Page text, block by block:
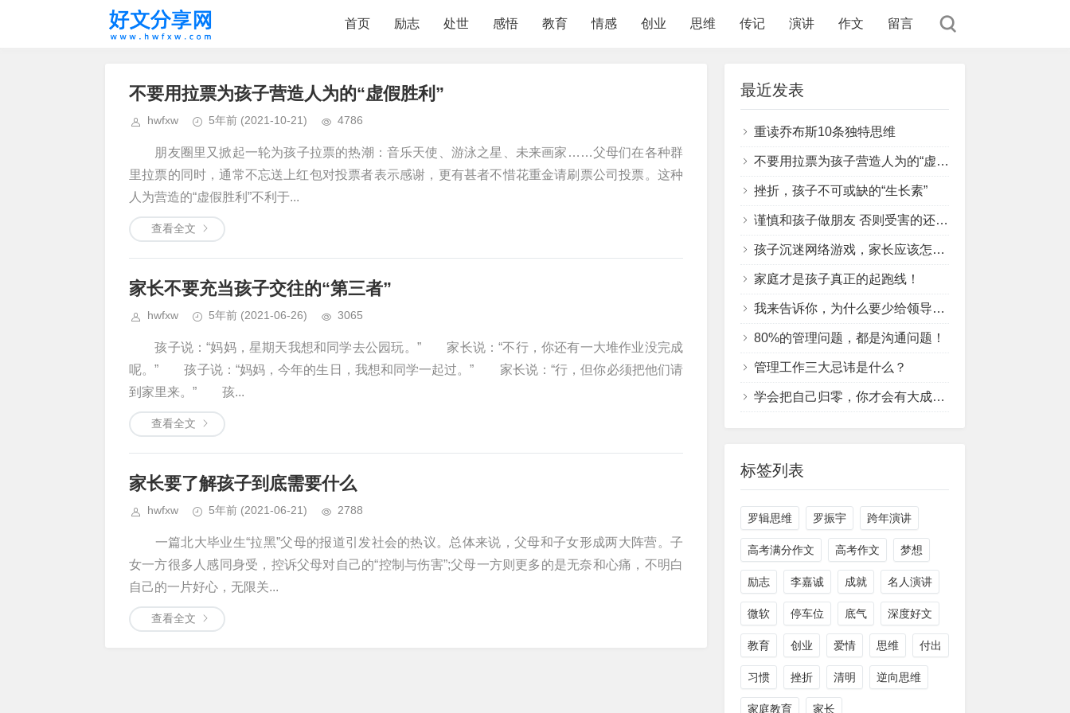
首页 励志 处世 感悟 教育 情感 创业 思维 传记 演讲 作文 留言
不要用拉票为孩子营造人为的“虚假胜利”
hwfxw 5年前 (2021-10-21) 4786
朋友圈里又掀起一轮为孩子拉票的热潮：音乐天使、游泳之星、未来画家……父母们在各种群
里拉票的同时，通常不忘送上红包对投票者表示感谢，更有甚者不惜花重金请刷票公司投票。这种
人为营造的“虚假胜利”不利于...
查看全文
家长不要充当孩子交往的“第三者”
hwfxw 5年前 (2021-06-26) 3065
孩子说：“妈妈，星期天我想和同学去公园玩。” 家长说：“不行，你还有一大堆作业没完成
呢。” 孩子说：“妈妈，今年的生日，我想和同学一起过。” 家长说：“行，但你必须把他们请
到家里来。” 孩...
查看全文
家长要了解孩子到底需要什么
hwfxw 5年前 (2021-06-21) 2788
一篇北大毕业生“拉黑”父母的报道引发社会的热议。总体来说，父母和子女形成两大阵营。子
女一方很多人感同身受，控诉父母对自己的“控制与伤害”;父母一方则更多的是无奈和心痛，不明白
自己的一片好心，无限关...
查看全文
最近发表
重读乔布斯10条独特思维
不要用拉票为孩子营造人为的“虚假胜利”
挫折，孩子不可或缺的“生长素”
谨慎和孩子做朋友 否则受害的还是孩子
孩子沉迷网络游戏，家长应该怎么办？
家庭才是孩子真正的起跑线！
我来告诉你，为什么要少给领导提建议？
80%的管理问题，都是沟通问题！
管理工作三大忌讳是什么？
学会把自己归零，你才会有大成长！
标签列表
罗辑思维 罗振宇 跨年演讲
高考满分作文 高考作文 梦想
励志 李嘉诚 成就 名人演讲
微软 停车位 底气 深度好文
教育 创业 爱情 思维 付出
习惯 挫折 清明 逆向思维
家庭教育 家长